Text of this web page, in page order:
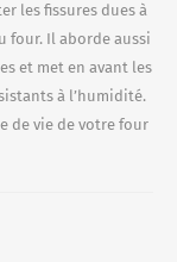
les fissures dues à
four. Il aborde aussi
et met en avant les
à l’humidité.
de vie de votre four